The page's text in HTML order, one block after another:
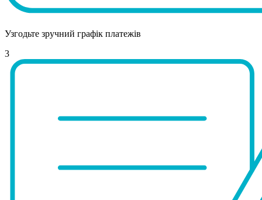
Узгодьте зручний графік платежів
3